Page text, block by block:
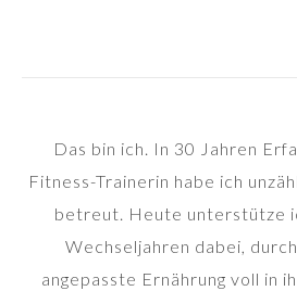
Das bin ich. In 30 Jahren
Fitness-Trainerin habe ich
betreut. Heute unterstütze
Wechseljahren dabei,
angepasste Ernährung voll in